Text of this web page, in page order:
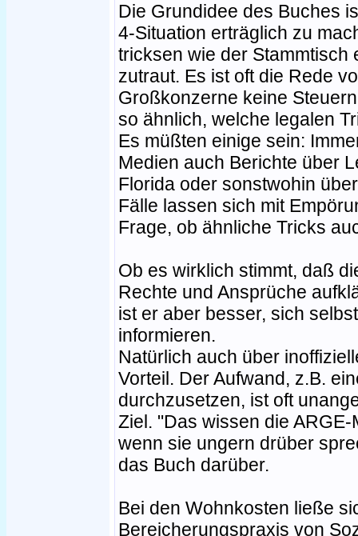
Die Grundidee des Buches
4-Situation erträglich zu
tricksen wie der
zutraut. Es ist oft die Rede
Großkonzerne keine
so ähnlich, welche legalen
Es müßten einige sein:
Medien auch Berichte über
Florida oder sonstwohin
Fälle lassen sich mit
Frage, ob ähnliche Tricks
Ob es wirklich stimmt, daß
Rechte und Ansprüche
ist er aber besser, sich
informieren.
Natürlich auch über
Vorteil. Der Aufwand, z.B.
durchzusetzen, ist oft
Ziel. "Das wissen die
wenn sie ungern drüber
das Buch darüber.
Bei den Wohnkosten ließe
Bereicherungspraxis von